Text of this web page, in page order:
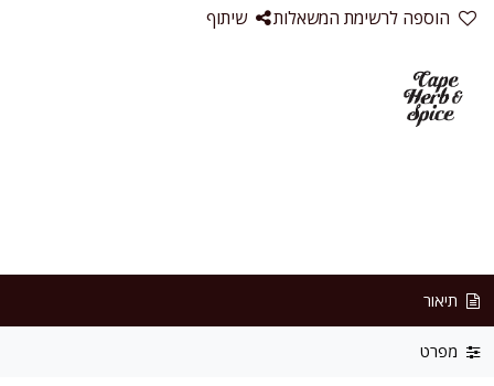
הוספה לרשימת המשאלות שיתוף
תיאור
מפרט